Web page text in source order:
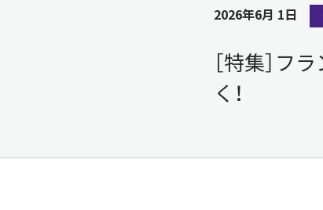
［特集］フ
く！
2026年6月 1日